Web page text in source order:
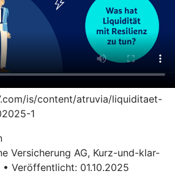
is/content/atruvia/liquiditaet-
1
Versicherung AG, Kurz-und-klar-
Veröffentlicht: 01.10.2025